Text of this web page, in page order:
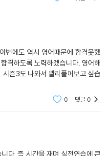
번에도 역시 영어때문에 합격못했
격하도록 노력하겠습니다. 영어해
즌3도 나와서 빨리풀어보고 싶습
0 댓글0
다. 즉 시간을 재며 실전연습에 큰